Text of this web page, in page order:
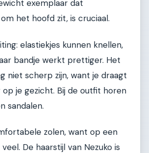
exemplaar dat
het hoofd zit, is cruciaal.
elastiekjes kunnen knellen,
bandje werkt prettiger. Het
niet scherp zijn, want je draagt
op je gezicht. Bij de outfit horen
sandalen.
zolen, want op een
De haarstijl van Nezuko is